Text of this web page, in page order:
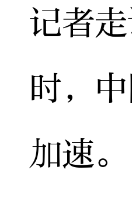
记者
时，
加速。